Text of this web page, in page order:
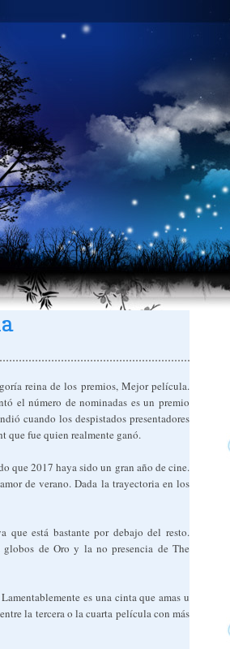
reina de los premios, Mejor película.
el número de nominadas es un premio
cuando los despistados presentadores
que fue quien realmente ganó.
que 2017 haya sido un gran año de cine.
de verano. Dada la trayectoria en los
que está bastante por debajo del resto.
globos de Oro y la no presencia de The
es una cinta que amas u
la tercera o la cuarta película con más